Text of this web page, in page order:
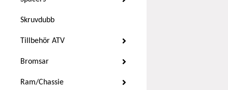
Skruvdubb
Tillbehör ATV
Bromsar
Ram/Chassie